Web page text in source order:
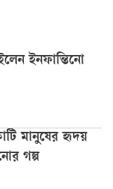
ইনফান্তিনো
মানুষের হৃদয়
গল্প